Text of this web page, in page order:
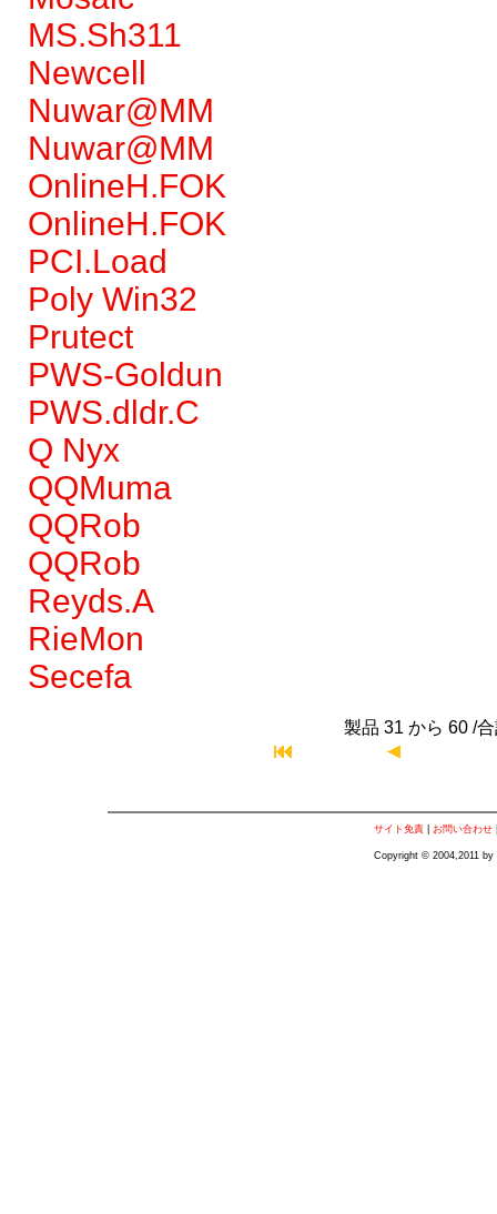
MS.Sh311
Newcell
Nuwar@MM
Nuwar@MM
OnlineH.FOK
OnlineH.FOK
PCI.Load
Poly Win32
Prutect
PWS-Goldun
PWS.dldr.C
Q Nyx
QQMuma
QQRob
QQRob
Reyds.A
RieMon
Secefa
製品 31 から 60 /
サイト免責| お問い合わせ
Copyright © 2004,2011 by